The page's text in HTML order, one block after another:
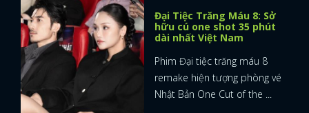
Đại Tiệc Trăng Máu 8: Sở
hữu cú one shot 35 phút
dài nhất Việt Nam
Phim Đại tiệc trăng máu 8
remake hiện tượng phòng vé
Nhật Bản One Cut of the ...